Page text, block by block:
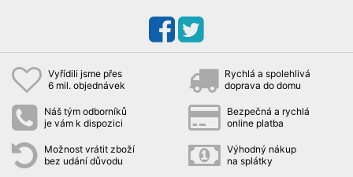
Vyřídili jsme přes
6 mil. objednávek
Rychlá a spolehlivá
doprava do domu
Náš tým odborníků
je vám k dispozici
Bezpečná a rychlá
online platba
Možnost vrátit zboží
bez udání důvodu
Výhodný nákup
na splátky